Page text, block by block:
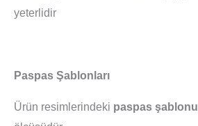
yeterlidir
Paspas Şablonları
Ürün resimlerindeki paspas şablonu